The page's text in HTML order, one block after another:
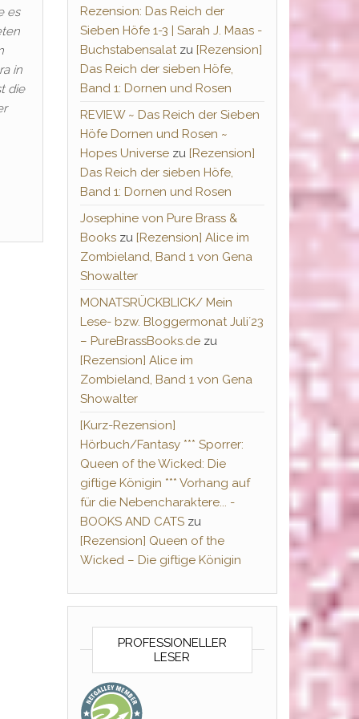
es
in
die
Rezension: Das Reich der
Sieben Höfe 1-3 | Sarah J. Maas -
Buchstabensalatzu [Rezension]
Das Reich der sieben Höfe,
Band 1: Dornen und Rosen
REVIEW ~ Das Reich der Sieben
Höfe Dornen und Rosen ~
Hopes Universezu [Rezension]
Das Reich der sieben Höfe,
Band 1: Dornen und Rosen
Josephine von Pure Brass &
Bookszu [Rezension] Alice im
Zombieland, Band 1 von Gena
Showalter
MONATSRÜCKBLICK/ Mein
Lese- bzw. Bloggermonat Juli´23
– PureBrassBooks.dezu
[Rezension] Alice im
Zombieland, Band 1 von Gena
Showalter
[Kurz-Rezension]
Hörbuch/Fantasy *** Sporrer:
Queen of the Wicked: Die
giftige Königin *** Vorhang auf
für die Nebencharaktere... -
BOOKS AND CATSzu
[Rezension] Queen of the
Wicked – Die giftige Königin
PROFESSIONELLER
LESER